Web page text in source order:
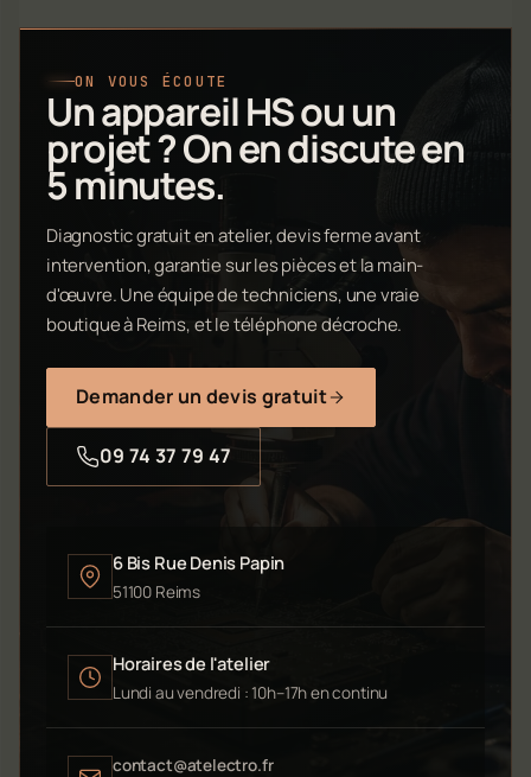
ON VOUS ÉCOUTE
Un appareil HS ou un
projet ? On en discute en
5 minutes.
Diagnostic gratuit en atelier, devis ferme avant
intervention, garantie sur les pièces et la main-
d'œuvre. Une équipe de techniciens, une vraie
boutique à Reims, et le téléphone décroche.
Demander un devis gratuit
09 74 37 79 47
6 Bis Rue Denis Papin
51100 Reims
Horaires de l'atelier
Lundi au vendredi : 10h–17h en continu
contact@atelectro.fr